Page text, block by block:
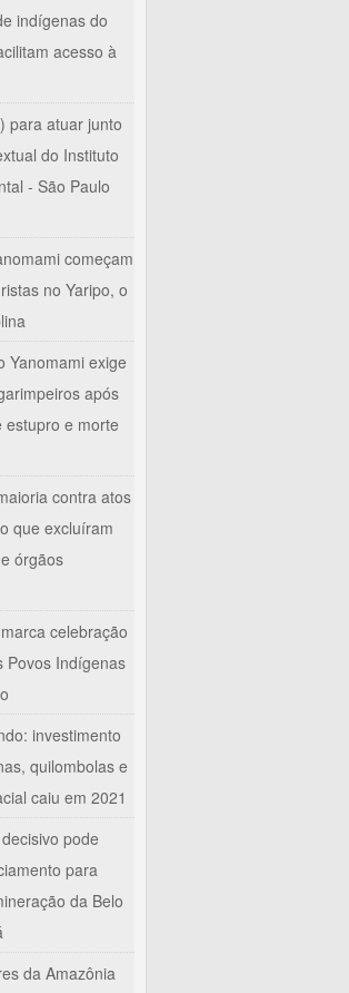
indígenas do
acesso à
para atuar junto
do Instituto
- São Paulo
começam
no Yaripo, o
Yanomami exige
após
estupro e morte
contra atos
que excluíram
órgãos
celebração
Povos Indígenas
investimento
quilombolas e
caiu em 2021
pode
para
da Belo
da Amazônia